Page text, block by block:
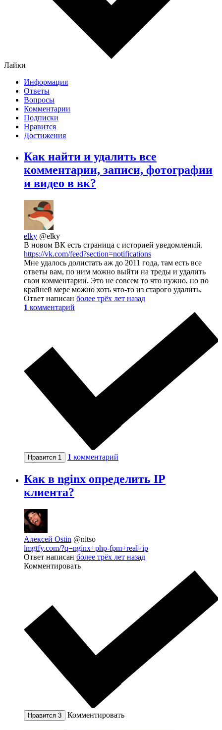
Лайки
Информация
Ответы
Вопросы
Комментарии
Подписки
Нравится
Достижения
Как найти и удалить все
комментарии, записи, фотографии
и видео в вк?
elky @elky
В новом ВК есть страница с историей уведомлений.
https://vk.com/feed?section=notifications
Мне удалось долистать аж до 2011 года, там есть все
ответы вам, по ним можно выйти на треды и удалить
свои комментарии. Это не совсем то что нужно, но по
крайней мере можно хоть что-то из старого удалить.
Ответ написан более трёх лет назад
1 комментарий
Нравится 1 1 комментарий
Как в nginx определить IP
клиента?
Алексей Ostin @nitso
lmgtfy.com/?q=nginx+php-fpm+real+ip
Ответ написан более трёх лет назад
Комментировать
Нравится 3 Комментировать